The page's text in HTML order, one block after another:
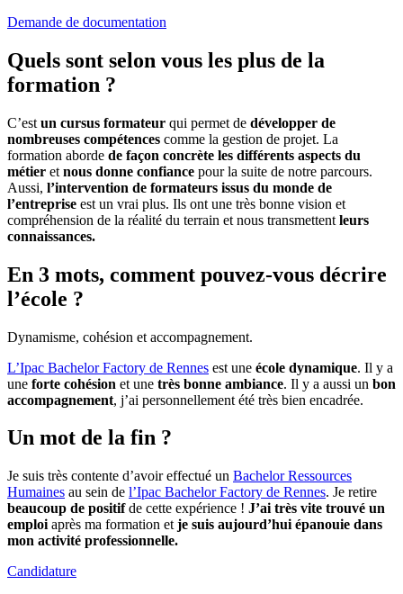
Demande de documentation
Quels sont selon vous les plus de la
formation ?
C’est un cursus formateur qui permet de développer de
nombreuses compétences comme la gestion de projet. La
formation aborde de façon concrète les différents aspects du
métier et nous donne confiance pour la suite de notre parcours.
Aussi, l’intervention de formateurs issus du monde de
l’entreprise est un vrai plus. Ils ont une très bonne vision et
compréhension de la réalité du terrain et nous transmettent leurs
connaissances.
En 3 mots, comment pouvez-vous décrire
l’école ?
Dynamisme, cohésion et accompagnement.
L’Ipac Bachelor Factory de Rennes est une école dynamique. Il y a
une forte cohésion et une très bonne ambiance. Il y a aussi un bon
accompagnement, j’ai personnellement été très bien encadrée.
Un mot de la fin ?
Je suis très contente d’avoir effectué un Bachelor Ressources
Humaines au sein de l’Ipac Bachelor Factory de Rennes. Je retire
beaucoup de positifde cette expérience ! J’ai très vite trouvé un
emploi après ma formation et je suis aujourd’hui épanouie dans
mon activité professionnelle.
Candidature